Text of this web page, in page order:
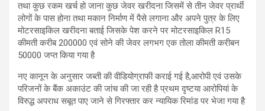
तथा कुछ रकम खर्च हो जाना कुछ जेवर खरीदना जिसमें से तीन जेवर प्रार्थी
लोगों के पास होना तथा मकान निर्माण में पैसे लगाना और अपने पुत्र के लिए
मोटरसाइकिल खरीदना बताई जिसके पेश करने पर मोटरसाइकिल R15
कीमती करीब 200000 एवं सोने की जेवर लगभग एक तोला कीमती करीबन
50000 जप्त किया गया है
नए कानून के अनुसार जब्ती की वीडियोग्राफी कराई गई है,आरोपी एवं उसके
परिजनों के बैंक अकाउंट की जांच की जा रही है प्रथम दृष्टया आरोपियां के
विरुद्ध अपराध सबूत पाए जाने से गिरफ्तार कर न्यायिक रिमांड पर भेजा गया है